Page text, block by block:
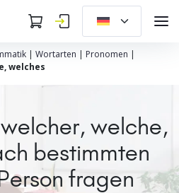
| Wortarten | Pronomen |
welches
welche,
bestimmten
fragen